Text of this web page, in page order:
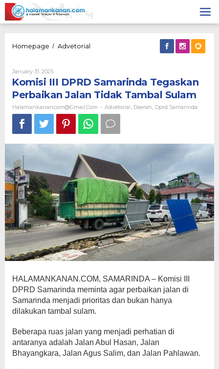
Skip
to
content
Homepage / Advetorial
Tegaskan
Perbaikan
Jalan
Tidak
Tambal
Sulam
January 31, 2025By
Halamankanancom@gmail.com
Komisi III DPRD Samarinda Tegaskan
Perbaikan Jalan Tidak Tambal Sulam
Halamankanancom@gmail.com - Advetorial Daerah Dprd Samarinda
HALAMANKANAN.COM, SAMARINDA – Komisi III
DPRD Samarinda meminta agar perbaikan jalan di
Samarinda menjadi prioritas dan bukan hanya
dilakukan tambal sulam.
Beberapa ruas jalan yang menjadi perhatian di
antaranya adalah Jalan Abul Hasan, Jalan
Bhayangkara, Jalan Agus Salim, dan Jalan Pahlawan.